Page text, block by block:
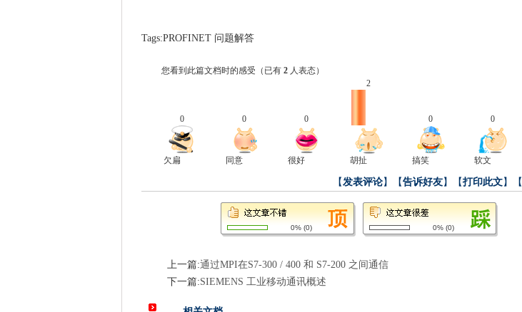
Tags:PROFINET 问题解答
您看到此篇文档时的感受 （已有 2人表态）
0
欠扁
0
同意
0
很好
2
胡扯
0
搞笑
0
软文
【发表评论】【告诉好友】【打印此文】【
0%(0) 0%(0)
上一篇:通过MPI在S7-300 / 400 和 S7-200 之间通信
下一篇:SIEMENS 工业移动通讯概述